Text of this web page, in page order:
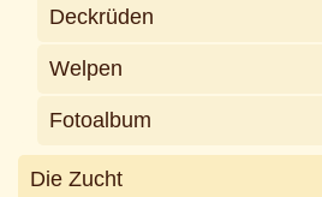
Deckrüden
Welpen
Fotoalbum
Die Zucht